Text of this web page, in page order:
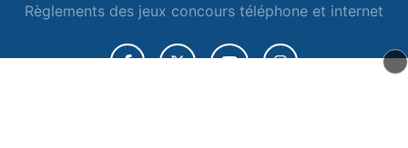
Règlements des jeux concours téléphone et internet